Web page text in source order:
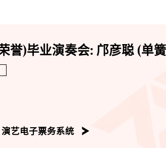
誉)毕业演奏会: 邝彦聪 (单
演艺电子票务系统